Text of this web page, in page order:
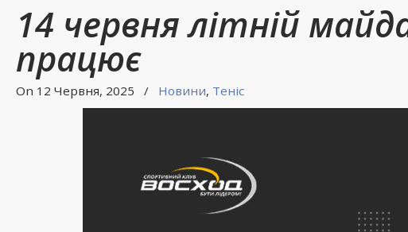
14 червня літній
працює
On 12 Червня, 2025 / Новини, Теніс